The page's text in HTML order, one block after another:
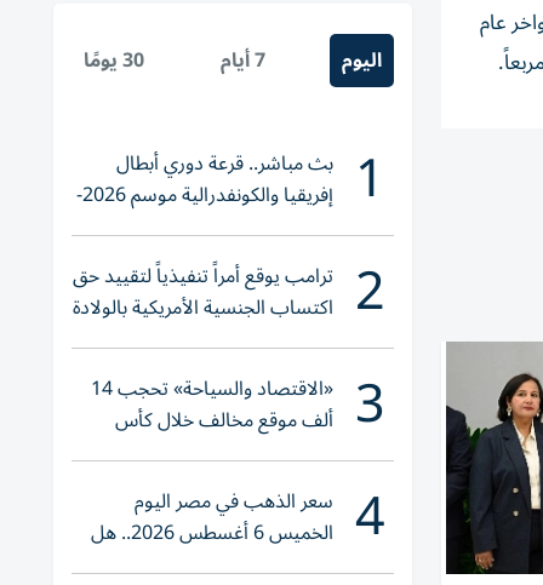
عام
اليوم 7 أيام 30 يومًا
1 بث مباشر.. قرعة دوري أبطال
إفريقيا والكونفدرالية موسم 2026-
2027
2 ترامب يوقع أمراً تنفيذياً لتقييد حق
اكتساب الجنسية الأمريكية بالولادة
3 «الاقتصاد والسياحة» تحجب 14
ألف موقع مخالف خلال كأس
العالم 2026
4 سعر الذهب في مصر اليوم
الخميس 6 أغسطس 2026.. هل
تنوي الشراء؟